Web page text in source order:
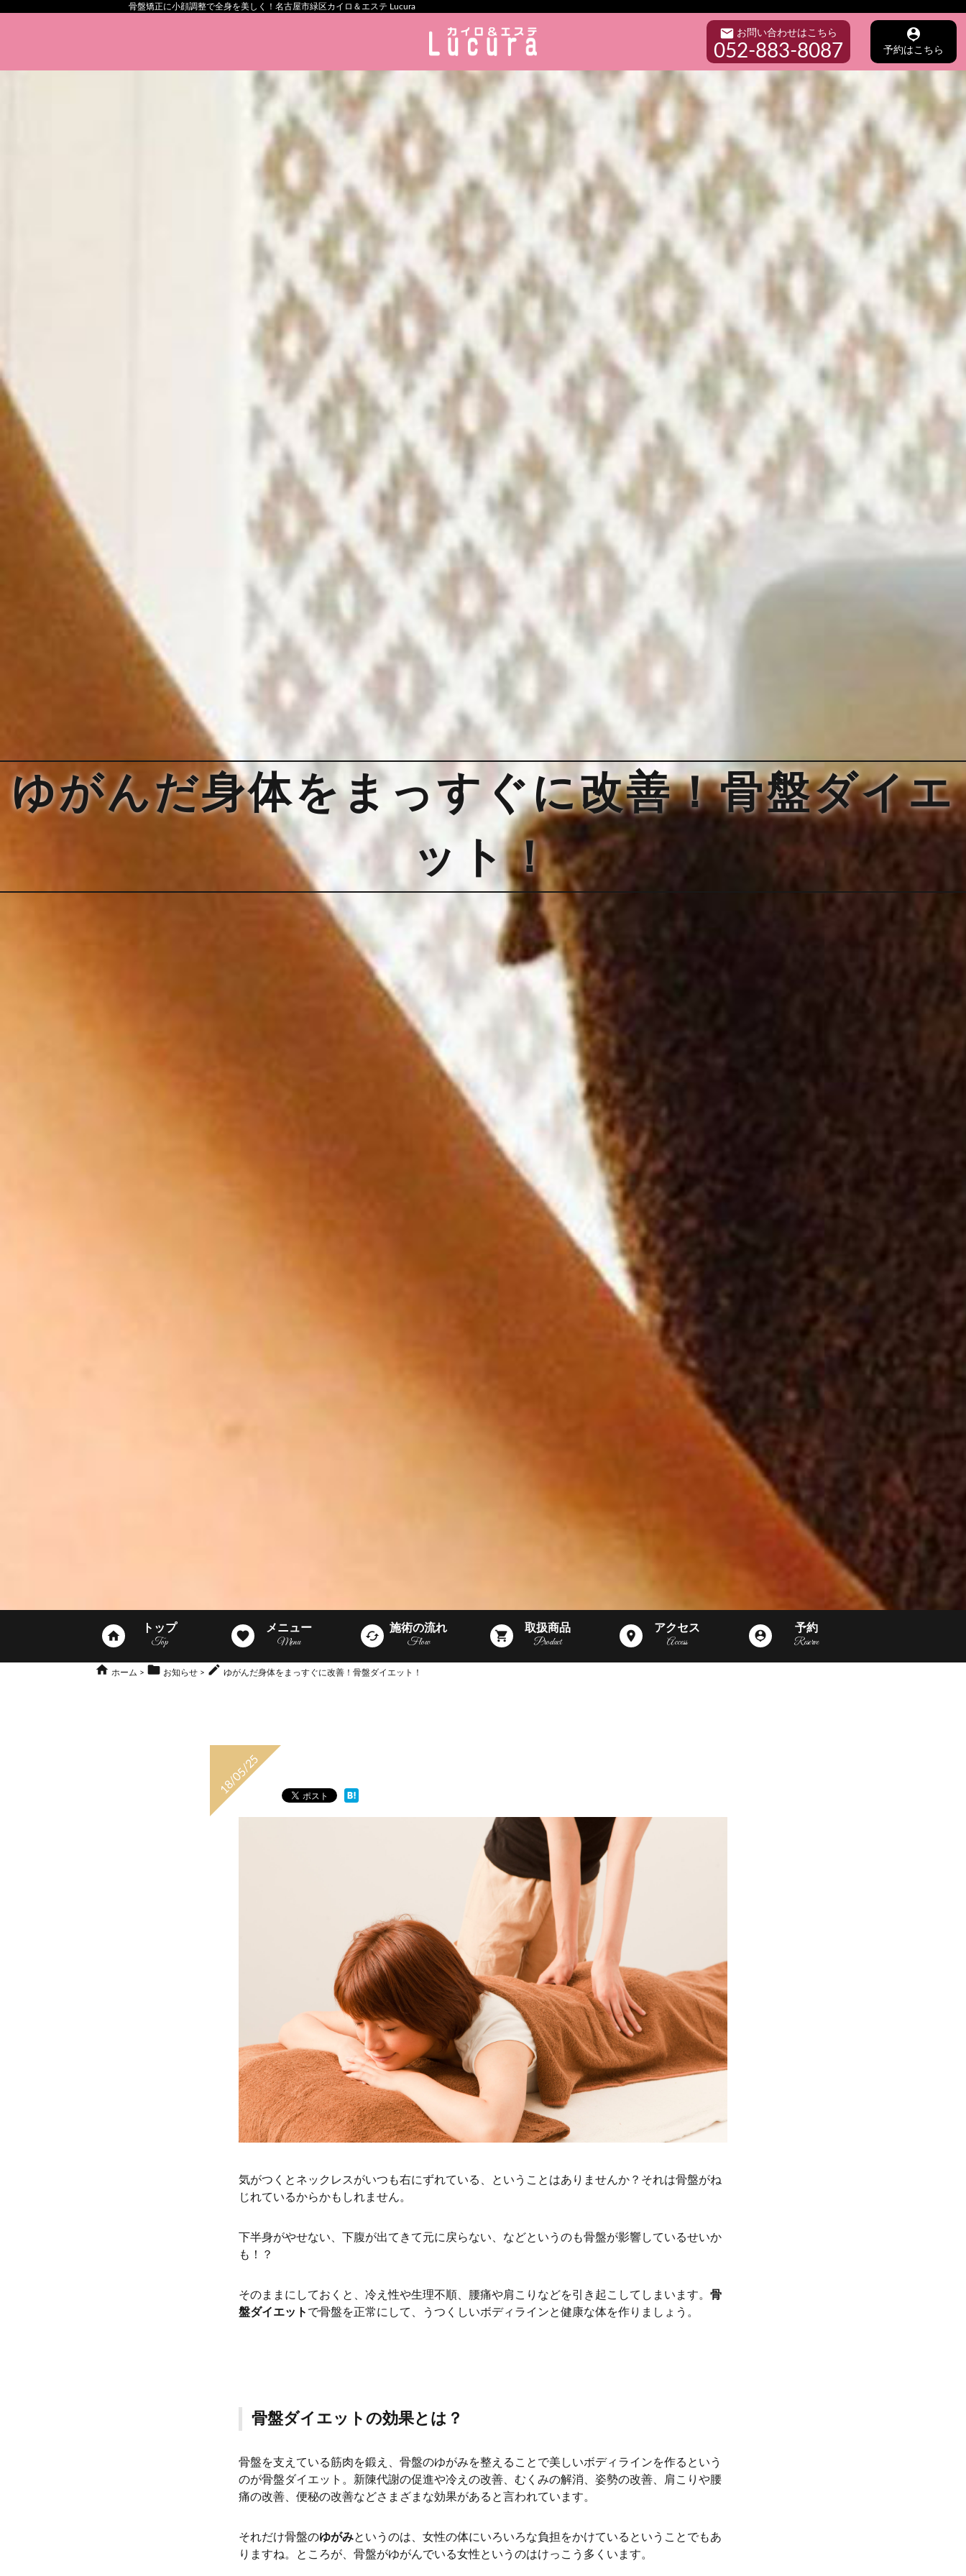
骨盤矯正に小顔調整で全身を美しく！名古屋市緑区カイロ＆エステ Lucura
mail お問い合わせはこちら
052-883-8087
person_pin
予約はこちら
ゆがんだ身体をまっすぐに改善！骨盤ダイエ
ット！
home
トップ
Top favorite
メニュー
Menu cached
施術の流れ
Flow shopping_cart
取扱商品
Product room
アクセス
Access person_pin
予約
Reserve
home ホーム folder お知らせ mode_edit ゆがんだ身体をまっすぐに改善！骨盤ダイエット！
18/05/25
気がつくとネックレスがいつも右にずれている、ということはありませんか？それは骨盤がね
じれているからかもしれません。
下半身がやせない、下腹が出てきて元に戻らない、などというのも骨盤が影響しているせいか
も！？
そのままにしておくと、冷え性や生理不順、腰痛や肩こりなどを引き起こしてしまいます。 骨
盤ダイエット で骨盤を正常にして、うつくしいボディラインと健康な体を作りましょう。
骨盤ダイエットの効果とは？
骨盤を支えている筋肉を鍛え、骨盤のゆがみを整えることで美しいボディラインを作るという
のが骨盤ダイエット。新陳代謝の促進や冷えの改善、むくみの解消、姿勢の改善、肩こりや腰
痛の改善、便秘の改善などさまざまな効果があると言われています。
それだけ骨盤のゆがみというのは、女性の体にいろいろな負担をかけているということでもあ
りますね。ところが、骨盤がゆがんでいる女性というのはけっこう多くいます。